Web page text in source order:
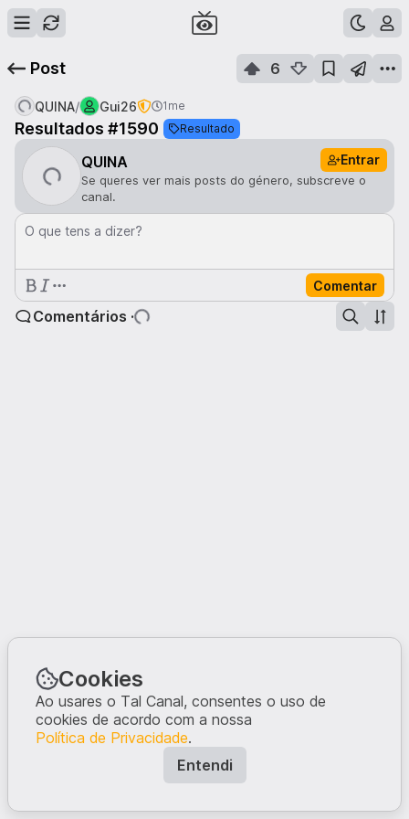
Post 6
QUINA/ Gui26 1me
Resultados #1590 Resultado
QUINA Entrar
Se queres ver mais posts do género, subscreve o
canal.
O que tens a dizer?
Comentar
Comentários ·
Cookies
Ao usares o Tal Canal, consentes o uso de
cookies de acordo com a nossa
Política de Privacidade.
Entendi